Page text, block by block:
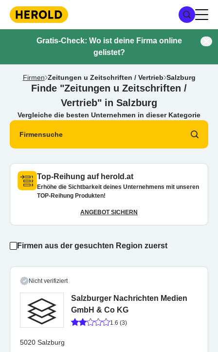
Gratis-Check: Wo ist deine Firma online
gelistet?
Firmen Zeitungen u Zeitschriften / Vertrieb Salzburg
Finde "Zeitungen u Zeitschriften /
Vertrieb" in Salzburg
Vergleiche die besten Unternehmen in dieser Kategorie
Firmensuche
Top-Reihung auf herold.at
Erhöhe die Sichtbarkeit deines Unternehmens mit unseren
TOP-Reihung Produkten!
ANGEBOT SICHERN
Firmen aus der gesuchten Region zuerst
Nicht verifiziert
Salzburger Nachrichten Medien
GmbH & Co KG
1.6 (3)
5020 Salzburg